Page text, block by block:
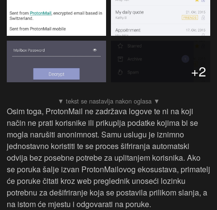
+2
Osim toga, ProtonMail ne zadržava logove te ni na koji
način ne prati korisnike ili prikuplja podatke kojima bi se
mogla narušiti anonimnost. Samu uslugu je iznimno
jednostavno koristiti te se proces šifriranja automatski
odvija bez posebne potrebe za uplitanjem korisnika. Ako
se poruka šalje izvan ProtonMailovog ekosustava, primatelj
će poruke čitati kroz web preglednik unoseći lozinku
potrebnu za dešifriranje koja se postavila prilikom slanja, a
na istom će mjestu i odgovarati na poruke.